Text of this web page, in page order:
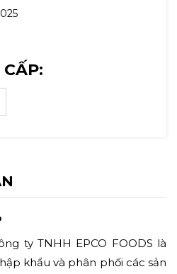
CẤP:
ty TNHH EPCO FOODS là
khẩu và phân phối các sản